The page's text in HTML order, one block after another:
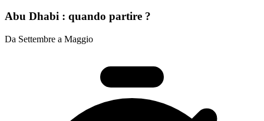
Abu Dhabi : quando partire ?
Da Settembre a Maggio